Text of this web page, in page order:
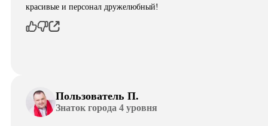
красивые и персонал дружелюбный!
Пользователь П.
Знаток города 4 уровня